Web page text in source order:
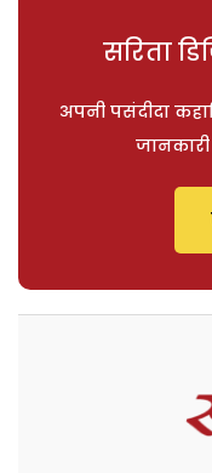
सरिता
अपनी पसंदीदा